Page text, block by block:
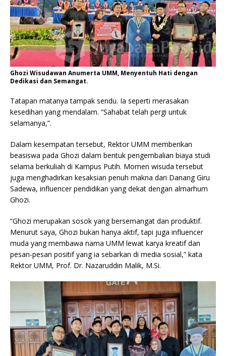
Ghozi Wisudawan Anumerta UMM, Menyentuh Hati dengan
Dedikasi dan Semangat.
Tatapan matanya tampak sendu. Ia seperti merasakan
kesedihan yang mendalam. “Sahabat telah pergi untuk
selamanya,”.
Dalam kesempatan tersebut, Rektor UMM memberikan
beasiswa pada Ghozi dalam bentuk pengembalian biaya studi
selama berkuliah di Kampus Putih. Momen wisuda tersebut
juga menghadirkan kesaksian penuh makna dari Danang Giru
Sadewa, influencer pendidikan yang dekat dengan almarhum
Ghozi.
“Ghozi merupakan sosok yang bersemangat dan produktif.
Menurut saya, Ghozi bukan hanya aktif, tapi juga influencer
muda yang membawa nama UMM lewat karya kreatif dan
pesan-pesan positif yang ia sebarkan di media sosial,” kata
Rektor UMM, Prof. Dr. Nazaruddin Malik, M.Si.